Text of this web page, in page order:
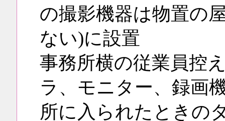
の撮影機器は物置の
ない)に設置
事務所横の従業員控
ラ、モニター、録画
所に入られたときの